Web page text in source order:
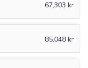
67,303 kr
85,048 kr